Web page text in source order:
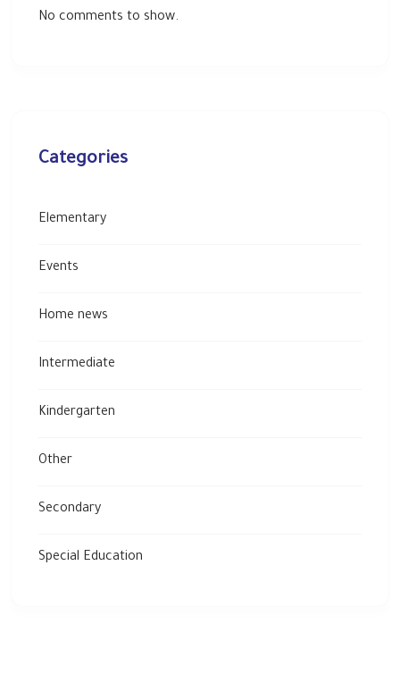
No comments to show.
Categories
Elementary
Events
Home news
Intermediate
Kindergarten
Other
Secondary
Special Education